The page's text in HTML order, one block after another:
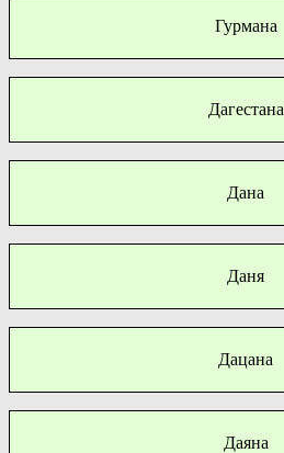
Гурмана
Дагестана
Дана
Даня
Дацана
Даяна